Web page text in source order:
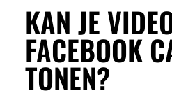
KAN JE
FACEBOOK
TONEN?